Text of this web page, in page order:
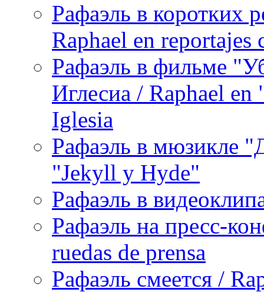
Рафаэль в коротких
Raphael en reportajes
Рафаэль в фильме
Иглесиа / Raphael
Iglesia
Рафаэль в мюзикле
"Jekyll y Hyde"
Рафаэль в
Рафаэль на пресс-
ruedas de prensa
Рафаэль смеется /